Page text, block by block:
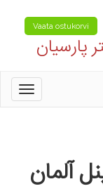
Vaata ostukorvi
پارسیان
آلمان